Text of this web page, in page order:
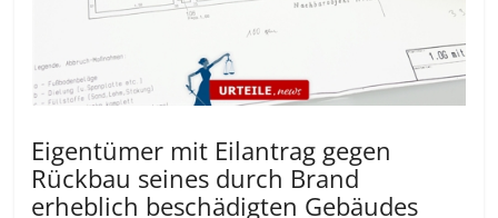
Eigentümer mit Eilantrag gegen
Rückbau seines durch Brand
erheblich beschädigten Gebäudes